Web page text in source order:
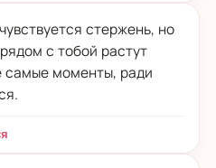
стержень, но
с тобой растут
самые моменты, ради